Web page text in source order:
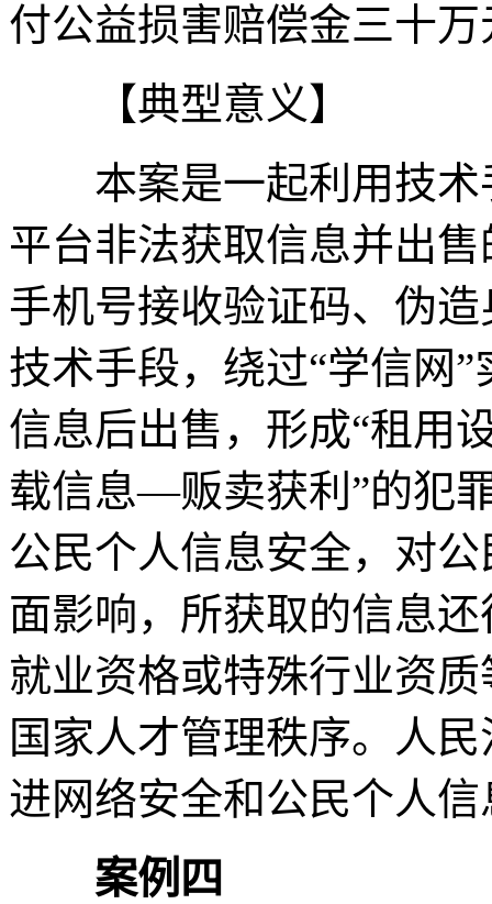
付公益损害赔偿金三十
【典型意义】
本案是一起利用技术
平台非法获取信息并出
手机号接收验证码、伪
技术手段，绕过“学信网
信息后出售，形成“租
载信息—贩卖获利”的犯
公民个人信息安全，对
面影响，所获取的信息
就业资格或特殊行业资
国家人才管理秩序。人
进网络安全和公民个人
案例四